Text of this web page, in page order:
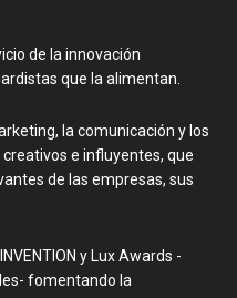
de la innovación
que la alimentan.
la comunicación y los
e influyentes, que
de las empresas, sus
y Lux Awards -
fomentando la